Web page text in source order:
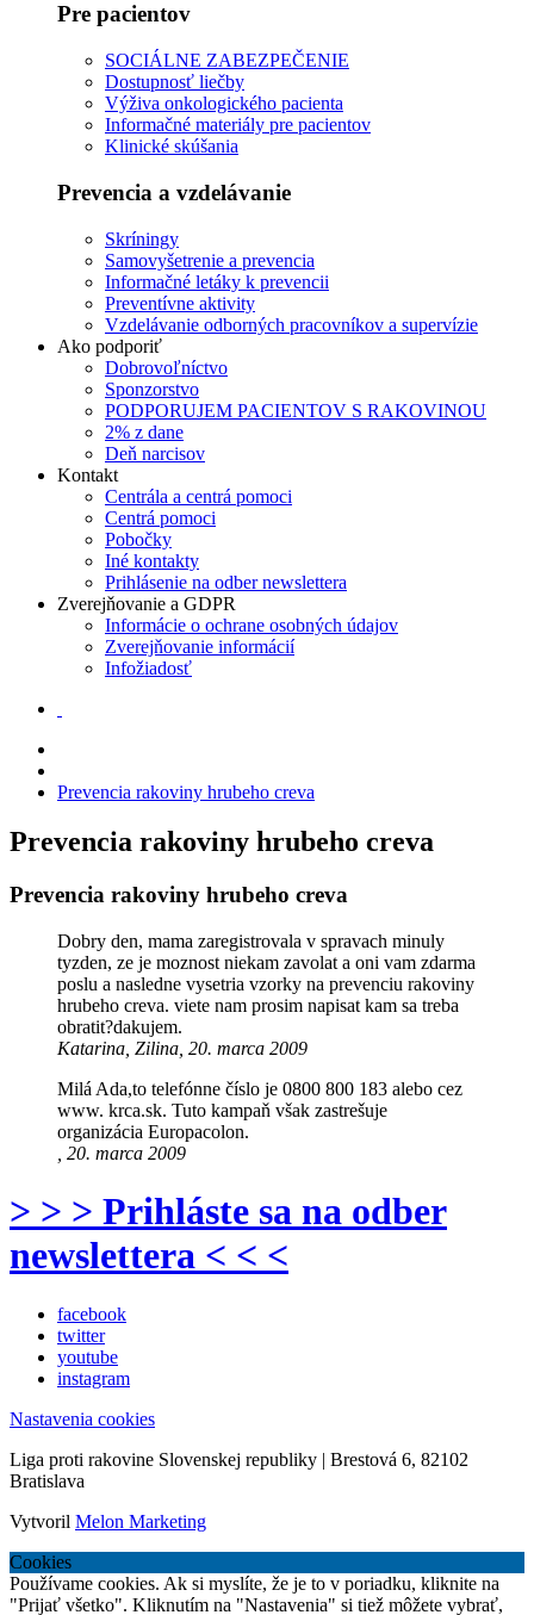
Pre pacientov
SOCIÁLNE ZABEZPEČENIE
Dostupnosť liečby
Výživa onkologického pacienta
Informačné materiály pre pacientov
Klinické skúšania
Prevencia a vzdelávanie
Skríningy
Samovyšetrenie a prevencia
Informačné letáky k prevencii
Preventívne aktivity
Vzdelávanie odborných pracovníkov a supervízie
Ako podporiť
Dobrovoľníctvo
Sponzorstvo
PODPORUJEM PACIENTOV S RAKOVINOU
2% z dane
Deň narcisov
Kontakt
Centrála a centrá pomoci
Centrá pomoci
Pobočky
Iné kontakty
Prihlásenie na odber newslettera
Zverejňovanie a GDPR
Informácie o ochrane osobných údajov
Zverejňovanie informácií
Infožiadosť
Prevencia rakoviny hrubeho creva
Prevencia rakoviny hrubeho creva
Prevencia rakoviny hrubeho creva
Dobry den, mama zaregistrovala v spravach minuly
tyzden, ze je moznost niekam zavolat a oni vam zdarma
poslu a nasledne vysetria vzorky na prevenciu rakoviny
hrubeho creva. viete nam prosim napisat kam sa treba
obratit?dakujem.
Katarina, Zilina, 20. marca 2009
Milá Ada,to telefónne číslo je 0800 800 183 alebo cez
www. krca.sk. Tuto kampaň však zastrešuje
organizácia Europacolon.
, 20. marca 2009
> > > Prihláste sa na odber
newslettera < < <
facebook
twitter
youtube
instagram
Nastavenia cookies
Liga proti rakovine Slovenskej republiky | Brestová 6, 82102
Bratislava
Vytvoril Melon Marketing
Cookies
Používame cookies. Ak si myslíte, že je to v poriadku, kliknite na
"Prijať všetko". Kliknutím na "Nastavenia" si tiež môžete vybrať,